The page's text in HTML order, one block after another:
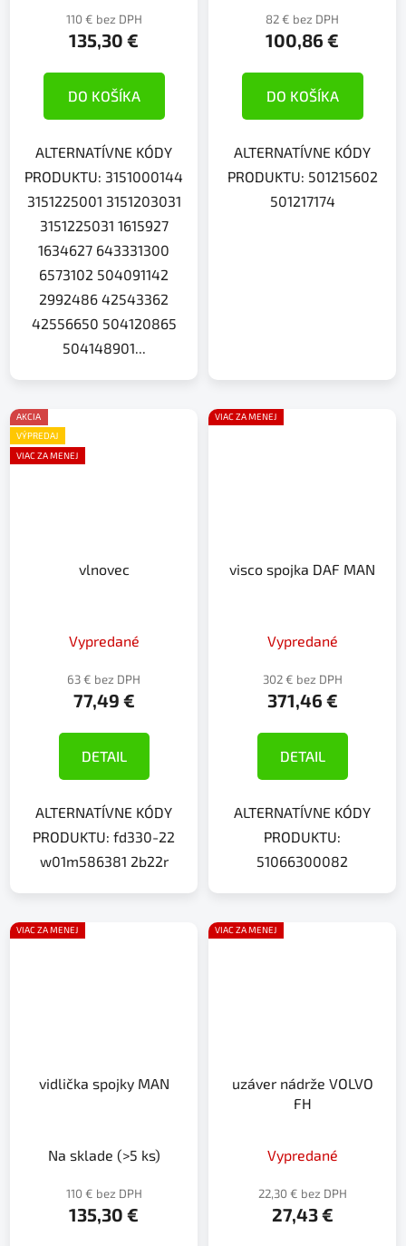
110 € bez DPH
135,30 €
DO KOŠÍKA
ALTERNATÍVNE KÓDY
PRODUKTU: 3151000144
3151225001 3151203031
3151225031 1615927
1634627 643331300
6573102 504091142
2992486 42543362
42556650 504120865
504148901...
82 € bez DPH
100,86 €
DO KOŠÍKA
ALTERNATÍVNE KÓDY
PRODUKTU: 501215602
501217174
AKCIA
VÝPREDAJ
VIAC ZA MENEJ
vlnovec
Vypredané
63 € bez DPH
77,49 €
DETAIL
ALTERNATÍVNE KÓDY
PRODUKTU: fd330-22
w01m586381 2b22r
VIAC ZA MENEJ
visco spojka DAF MAN
Vypredané
302 € bez DPH
371,46 €
DETAIL
ALTERNATÍVNE KÓDY
PRODUKTU:
51066300082
VIAC ZA MENEJ
vidlička spojky MAN
Na sklade (>5 ks)
110 € bez DPH
135,30 €
VIAC ZA MENEJ
uzáver nádrže VOLVO
FH
Vypredané
22,30 € bez DPH
27,43 €